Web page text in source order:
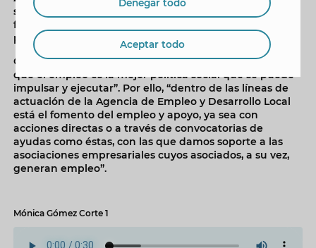
subvenciones, ingresos o recursos para la misma
finalidad procedentes de cualquier administración
pública o privada.
Gómez ha señalado que “siempre hemos considerado
que el empleo es la mejor política social que se puede
impulsar y ejecutar”. Por ello, “dentro de las líneas de
actuación de la Agencia de Empleo y Desarrollo Local
está el fomento del empleo y apoyo, ya sea con
acciones directas o a través de convocatorias de
ayudas como éstas, con las que damos soporte a las
asociaciones empresariales cuyos asociados, a su vez,
generan empleo”.
Mónica Gómez Corte 1
Denegar todo
Aceptar todo